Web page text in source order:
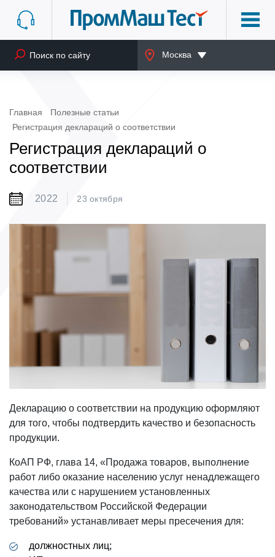
Москва
Главная
Полезные статьи
Регистрация деклараций о соответствии
Регистрация деклараций о
соответствии
2022 23 октября
Декларацию о соответствии на продукцию оформляют
для того, чтобы подтвердить качество и безопасность
продукции.
КоАП РФ, глава 14, «Продажа товаров, выполнение
работ либо оказание населению услуг ненадлежащего
качества или с нарушением установленных
законодательством Российской Федерации
требований» устанавливает меры пресечения для:
должностных лиц;